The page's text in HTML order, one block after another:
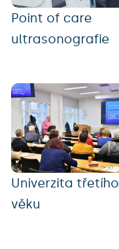
Point of care
ultrasonografie
Univerzita třetího
věku